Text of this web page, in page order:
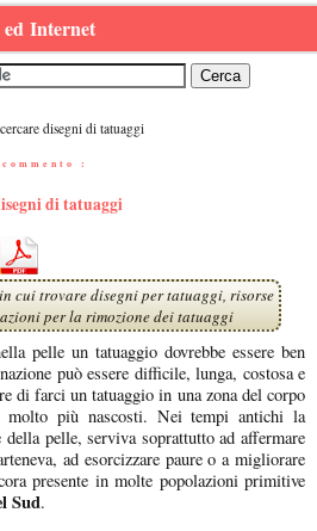
Internet
disegni di tatuaggi
commento :
di tatuaggi
cui trovare disegni per tatuaggi, risorse
per la rimozione dei tatuaggi
pelle un tatuaggio dovrebbe essere ben
può essere difficile, lunga, costosa e
di farci un tatuaggio in una zona del corpo
più nascosti. Nei tempi antichi la
della pelle, serviva soprattutto ad affermare
ad esorcizzare paure o a migliorare
presente in molte popolazioni primitive
Sud.